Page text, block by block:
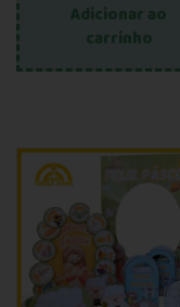
Adicionar ao
carrinho